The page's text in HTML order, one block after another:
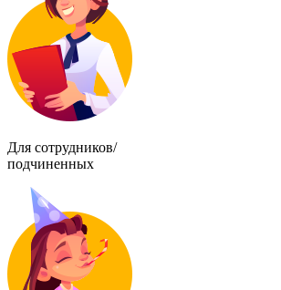
Для сотрудников/
подчиненных